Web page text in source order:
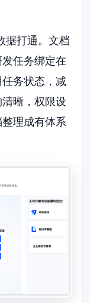
据打通。文档
任务绑定在
务状态，减
晰，权限设
理成有体系